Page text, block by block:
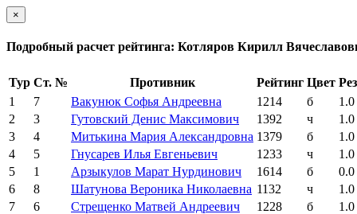
×
Подробный расчет рейтинга: Котляров Кирилл
Тур Ст. № Противник Рейтинг Цвет Рез
1
7 Вакунюк Софья Андреевна 1214 б
1.0
2
3 Гутовский Денис Максимович 1392 ч
1.0
3
4 Митькина Мария Александровна 1379 б
1.0
4
5 Гнусарев Илья Евгеньевич 1233 ч
1.0
5
1 Арзыкулов Марат Нурдинович 1614 б
0.0
6
8 Шатунова Вероника Николаевна 1132 ч
1.0
7
6 Стрещенко Матвей Андреевич 1228 б
1.0